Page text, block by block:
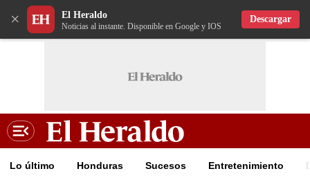
× El Heraldo
Noticias al instante. Disponible en Google y IOS
Descargar
Lo último Honduras Sucesos Entretenimiento